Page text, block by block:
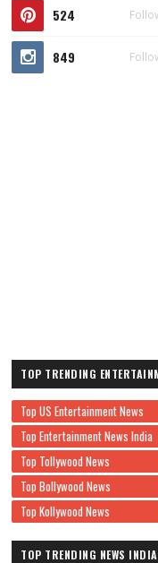
524
849
TOP TRENDING
Top US Entertainment News
Top Entertainment News India
Top Tollywood News
Top Bollywood News
Top Kollywood News
TOP TRENDING NEWS INDIA